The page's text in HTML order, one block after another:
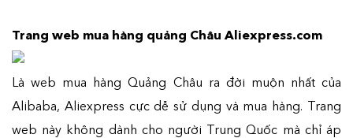
Trang web mua hàng quảng Châu Aliexpress.com
Là web mua hàng Quảng Châu ra đời muộn nhất của
Alibaba, Aliexpress cực dễ sử dụng và mua hàng. Trang
web này không dành cho người Trung Quốc mà chỉ áp